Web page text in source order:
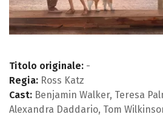
Titolo originale: -
Regia: Ross Katz
Cast: Benjamin Walker, Teresa
Alexandra Daddario, Tom